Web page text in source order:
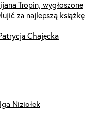
Tropin, wygłoszone
za najlepszą książkę
Chajęcka
Niziołek